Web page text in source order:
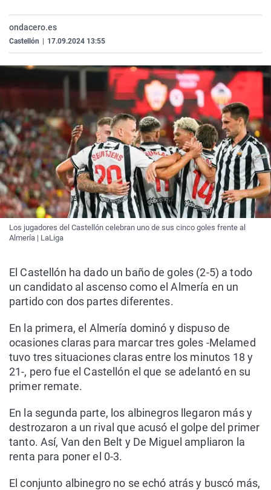
Como el perro y el
Equipo de
Operación Viuda
La Rioja
Navarra
País Vasco
Elecciones
ondacero.es
Castellón 17.09.2024 13:55
Los jugadores del Castellón celebran uno de sus cinco goles frente al
Almería | LaLiga
El Castellón ha dado un baño de goles (2-5) a todo
un candidato al ascenso como el Almería en un
partido con dos partes diferentes.
En la primera, el Almería dominó y dispuso de
ocasiones claras para marcar tres goles -Melamed
tuvo tres situaciones claras entre los minutos 18 y
21-, pero fue el Castellón el que se adelantó en su
primer remate.
En la segunda parte, los albinegros llegaron más y
destrozaron a un rival que acusó el golpe del primer
tanto. Así, Van den Belt y De Miguel ampliaron la
renta para poner el 0-3.
El conjunto albinegro no se echó atrás y buscó más,